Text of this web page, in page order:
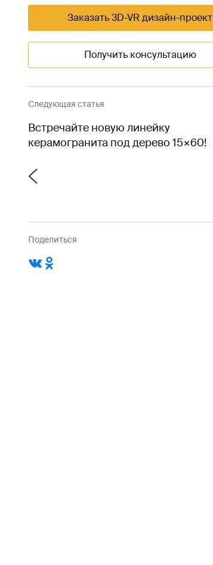
Заказать 3D-VR дизайн-проект
Получить консультацию
Следующая статья
Встречайте новую линейку
керамогранита под дерево 15×60!
Поделиться